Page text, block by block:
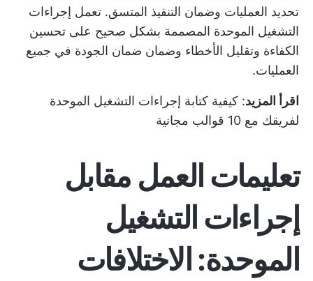
تحديد العمليات وضمان التنفيذ المتسق. تعمل إجراءات
التشغيل الموحدة المصممة بشكل صحيح على تحسين
الكفاءة وتقليل الأخطاء وضمان ضمان الجودة في جميع
العمليات.
اقرأ المزيد: كيفية كتابة إجراءات التشغيل الموحدة
لفريقك مع 10 قوالب مجانية
تعليمات العمل مقابل
إجراءات التشغيل
الموحدة: الاختلافات